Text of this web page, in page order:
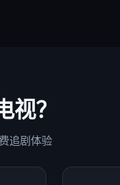
视？
追剧体验